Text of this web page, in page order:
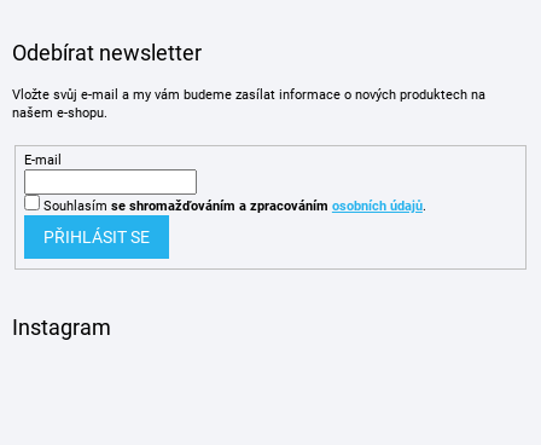
Odebírat newsletter
Vložte svůj e-mail a my vám budeme zasílat informace o nových produktech na
našem e-shopu.
E-mail
Souhlasím se shromažďováním a zpracováním osobních údajů.
PŘIHLÁSIT SE
Instagram